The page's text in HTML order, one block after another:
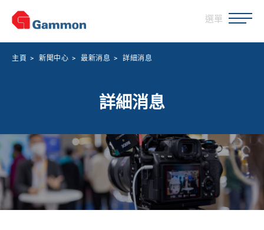
選單
主頁 > 新聞中心 > 最新消息 > 詳細消息
詳細消息